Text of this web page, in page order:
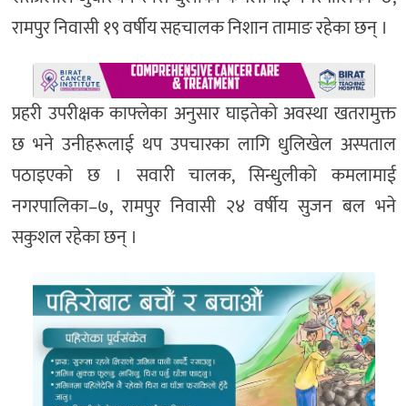
रामपुर निवासी १९ वर्षीय सहचालक निशान तामाङ रहेका छन् ।
प्रहरी उपरीक्षक काफ्लेका अनुसार घाइतेको अवस्था खतरामुक्त
छ भने उनीहरूलाई थप उपचारका लागि धुलिखेल अस्पताल
पठाइएको छ । सवारी चालक, सिन्धुलीको कमलामाई
नगरपालिका–७, रामपुर निवासी २४ वर्षीय सुजन बल भने
सकुशल रहेका छन् ।